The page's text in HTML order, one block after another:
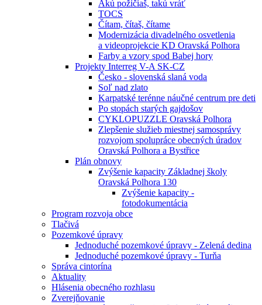
Akú požičiaš, takú vráť
TOCS
Čítam, čítaš, čítame
Modernizácia divadelného osvetlenia
a videoprojekcie KD Oravská Polhora
Farby a vzory spod Babej hory
Projekty Interreg V-A SK-CZ
Česko - slovenská slaná voda
Soľ nad zlato
Karpatské terénne náučné centrum pre deti
Po stopách starých gajdošov
CYKLOPUZZLE Oravská Polhora
Zlepšenie služieb miestnej samosprávy
rozvojom spolupráce obecných úradov
Oravská Polhora a Bystřice
Plán obnovy
Zvýšenie kapacity Základnej školy
Oravská Polhora 130
Zvýšenie kapacity -
fotodokumentácia
Program rozvoja obce
Tlačivá
Pozemkové úpravy
Jednoduché pozemkové úpravy - Zelená dedina
Jednoduché pozemkové úpravy - Turňa
Správa cintorína
Aktuality
Hlásenia obecného rozhlasu
Zverejňovanie